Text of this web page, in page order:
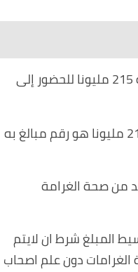
وجهت مديرية المرور العامة دعوة إلى احد سائقي سيارات الأجرة سجلت عليها غرامة 215 مليونا للحضور إلى
كما قال المتحدث باسم المرور العميد حيدر كريم، في تصريح تسجيل مخالفة بمبلغ 215 مليونا هو رقم مبالغ به
من صحة الغرامة
المبلغ شرط ان لايتم
الغرامات دون علم اصحاب